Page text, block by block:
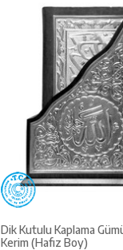
Dik Kutulu Kaplama
Kerim (Hafız Boy)